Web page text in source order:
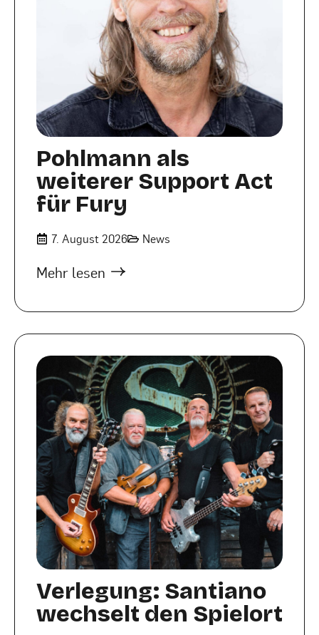
Pohlmann als
weiterer Support Act
für Fury
7. August 2026 News
Mehr lesen
Verlegung: Santiano
wechselt den Spielort